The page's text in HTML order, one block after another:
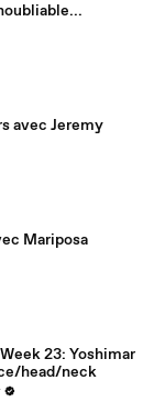
avec Jeremy
Mariposa
23: Yoshimar
head/neck